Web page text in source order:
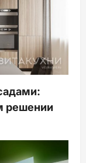
решении